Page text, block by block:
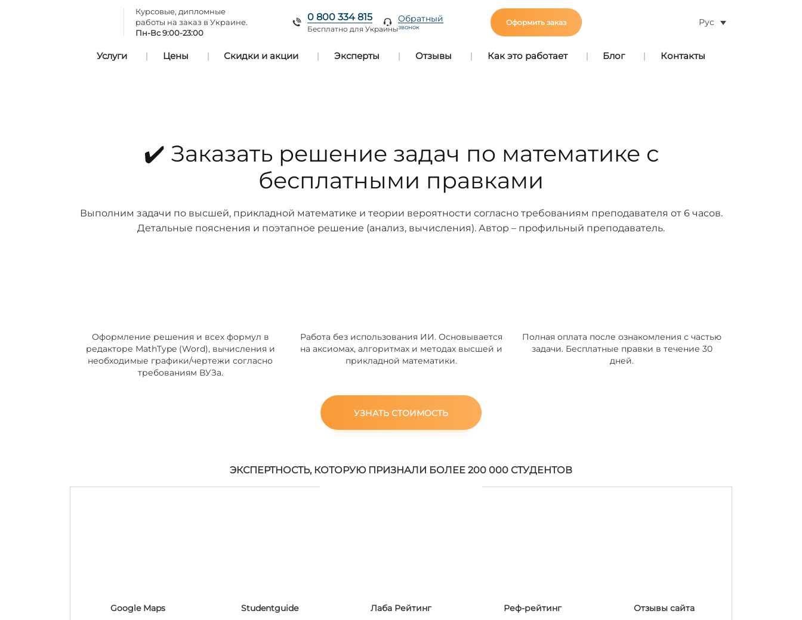
Курсовые, дипломные
работы на заказ в Украине.
Пн-Вс 9:00-23:00
0 800 334 815
Бесплатно для Украины
Обратный
звонок
Оформить заказ Рус
Услуги Цены Скидки и акции Эксперты Отзывы Как это работает Блог Контакты
✔️ Заказать решение задач по математике с
бесплатными правками
Выполним задачи по высшей, прикладной математике и теории вероятности согласно требованиям преподавателя от 6 часов.
Детальные пояснения и поэтапное решение (анализ, вычисления). Автор – профильный преподаватель.
Оформление решения и всех формул в
редакторе MathType (Word), вычисления и
необходимые графики/чертежи согласно
требованиям ВУЗа.
Работа без использования ИИ. Основывается
на аксиомах, алгоритмах и методах высшей и
прикладной математики.
Полная оплата после ознакомления с частью
задачи. Бесплатные правки в течение 30
дней.
УЗНАТЬ СТОИМОСТЬ
ЭКСПЕРТНОСТЬ, КОТОРУЮ ПРИЗНАЛИ БОЛЕЕ 200 000 СТУДЕНТОВ
Google Maps
Studentguide
Лаба Рейтинг
Реф-рейтинг
Отзывы сайта